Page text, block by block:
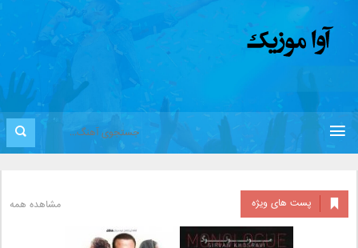
پست های ویژه مشاهده همه